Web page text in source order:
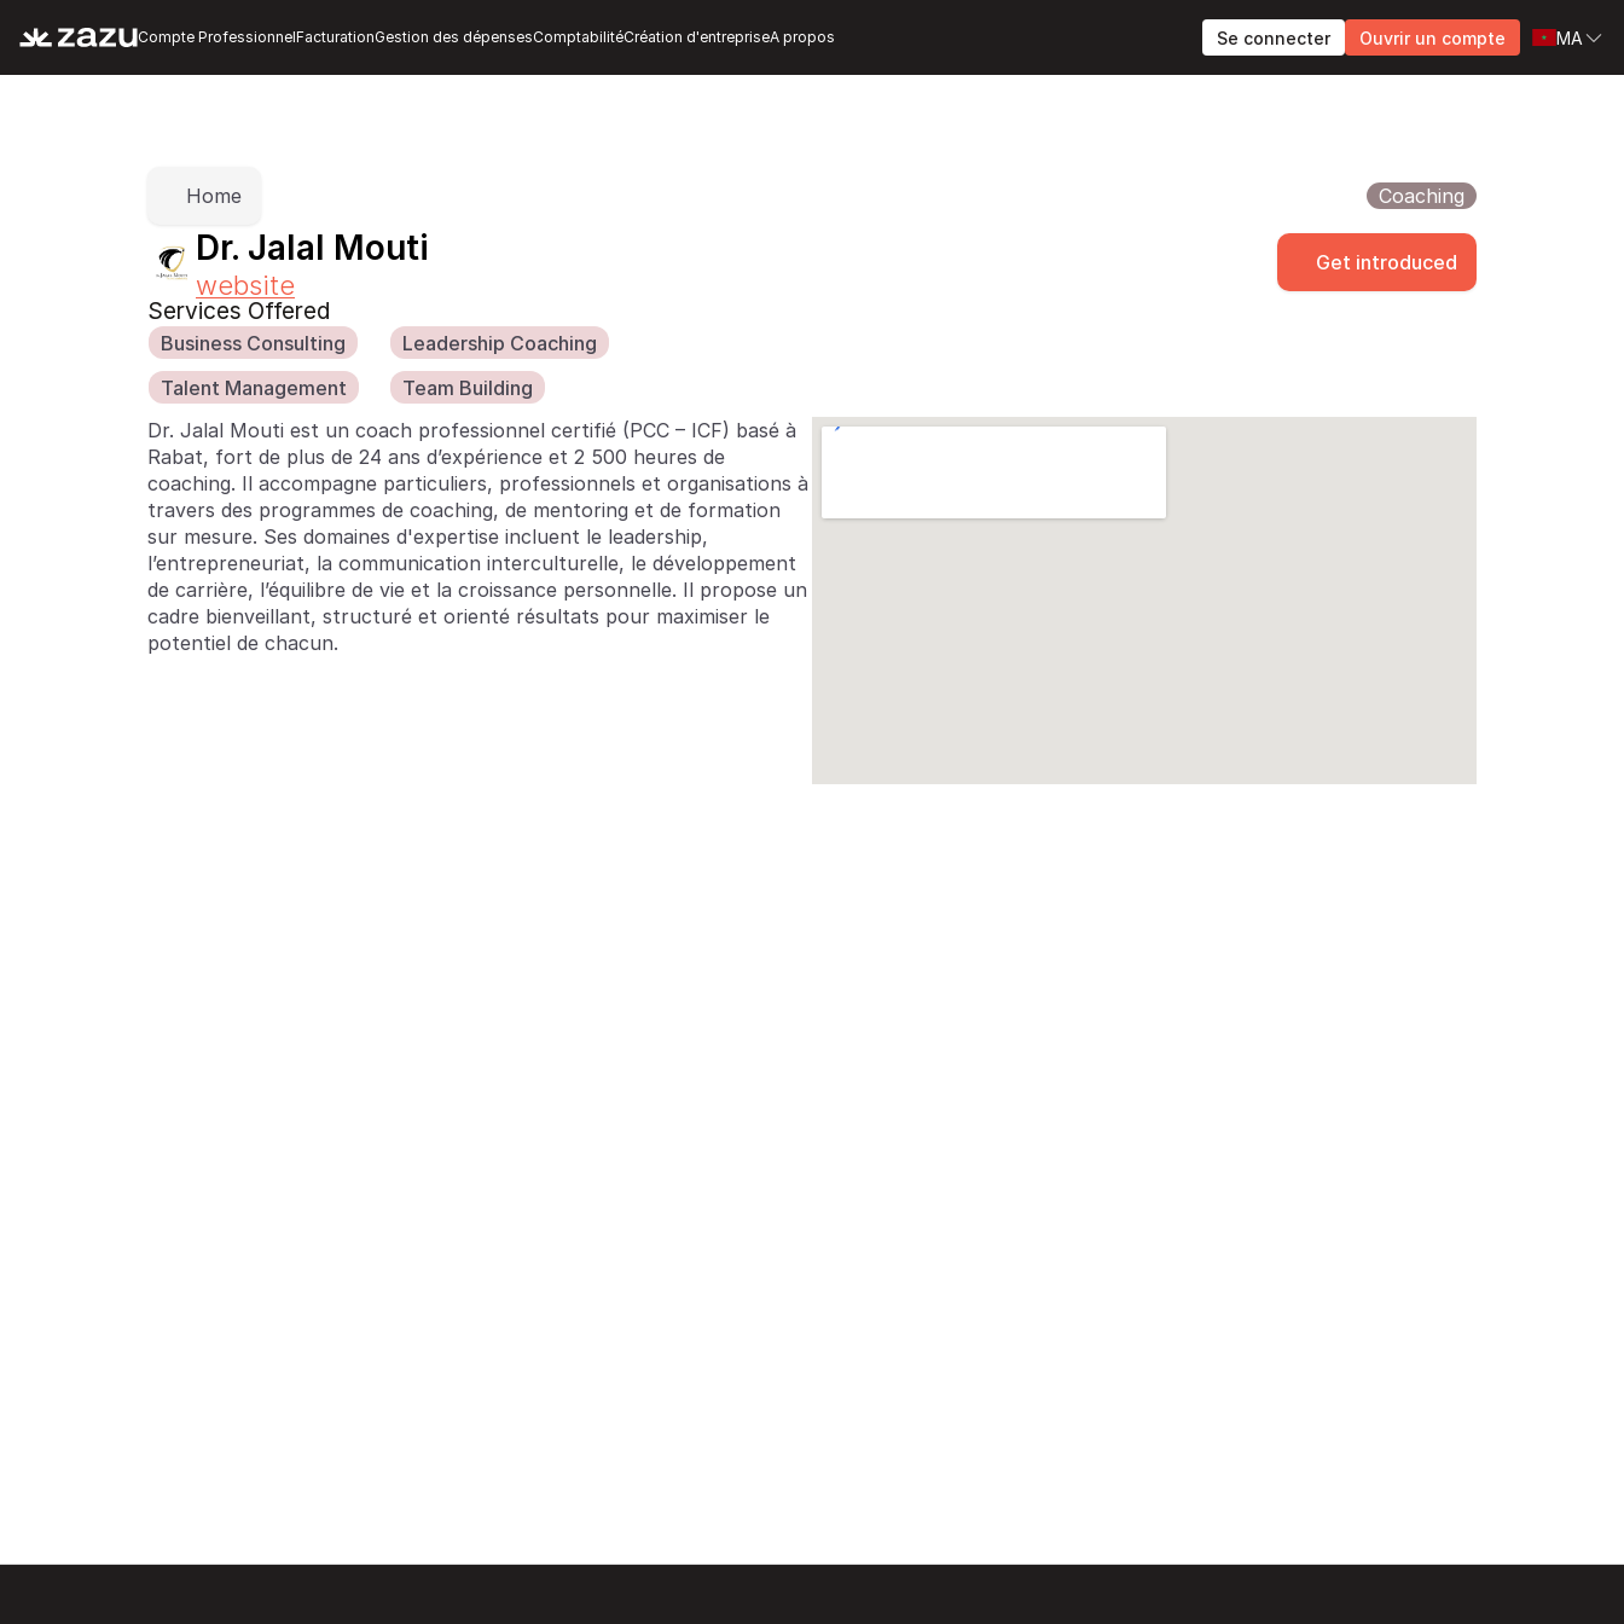
Compte ProfessionnelFacturationGestion des dépensesComptabilitéCréation d'entrepriseA propos Se connecter Ouvrir un compte MA
Home Coaching
Dr. Jalal Mouti
website
Get introduced
Services Offered
Business Consulting
Leadership Coaching
Talent Management
Team Building
Dr. Jalal Mouti est un coach professionnel certifié (PCC – ICF) basé à
Rabat, fort de plus de 24 ans d’expérience et 2 500 heures de
coaching. Il accompagne particuliers, professionnels et organisations à
travers des programmes de coaching, de mentoring et de formation
sur mesure. Ses domaines d'expertise incluent le leadership,
l’entrepreneuriat, la communication interculturelle, le développement
de carrière, l’équilibre de vie et la croissance personnelle. Il propose un
cadre bienveillant, structuré et orienté résultats pour maximiser le
potentiel de chacun.